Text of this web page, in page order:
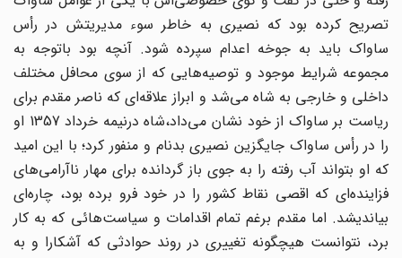
تصریح کرده بود که نصیری به خاطر سوء مدیریتش در رأس
ساواک باید به جوخه اعدام سپرده شود. آنچه بود باتوجه به
مجموعه شرایط موجود و توصیه‌هایی که از سوی محافل مختلف
داخلی و خارجی به شاه می‌شد و ابراز علاقه‌ای که ناصر مقدم برای
ریاست بر ساواک از خود نشان می‌داد،شاه درنیمه خرداد 1357 او
را در رأس ساواک جایگزین نصیری بدنام و منفور کرد؛ با این امید
که او بتواند آب رفته را به جوی باز گردانده برای مهار ناآرامی‌های
فزاینده‌ای که اقصی نقاط کشور را در خود فرو برده بود، چاره‌ای
بیاندیشد. اما مقدم برغم تمام اقدامات و سیاست‌هائی که به کار
برد، نتوانست هیچگونه تغییری در روند حوادثی که آشکارا و به